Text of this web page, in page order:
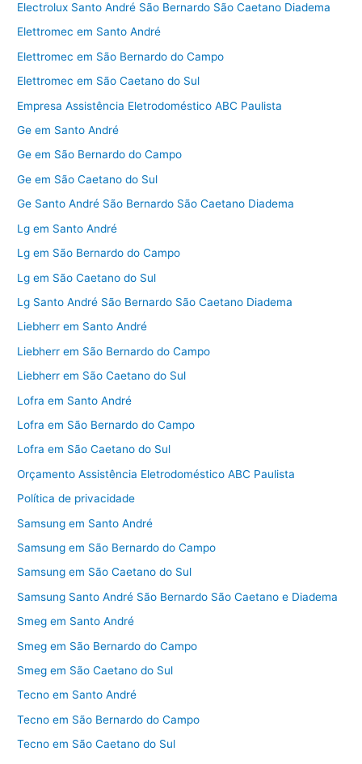
Electrolux Santo André São Bernardo São Caetano Diadema
Elettromec em Santo André
Elettromec em São Bernardo do Campo
Elettromec em São Caetano do Sul
Empresa Assistência Eletrodoméstico ABC Paulista
Ge em Santo André
Ge em São Bernardo do Campo
Ge em São Caetano do Sul
Ge Santo André São Bernardo São Caetano Diadema
Lg em Santo André
Lg em São Bernardo do Campo
Lg em São Caetano do Sul
Lg Santo André São Bernardo São Caetano Diadema
Liebherr em Santo André
Liebherr em São Bernardo do Campo
Liebherr em São Caetano do Sul
Lofra em Santo André
Lofra em São Bernardo do Campo
Lofra em São Caetano do Sul
Orçamento Assistência Eletrodoméstico ABC Paulista
Política de privacidade
Samsung em Santo André
Samsung em São Bernardo do Campo
Samsung em São Caetano do Sul
Samsung Santo André São Bernardo São Caetano e Diadema
Smeg em Santo André
Smeg em São Bernardo do Campo
Smeg em São Caetano do Sul
Tecno em Santo André
Tecno em São Bernardo do Campo
Tecno em São Caetano do Sul